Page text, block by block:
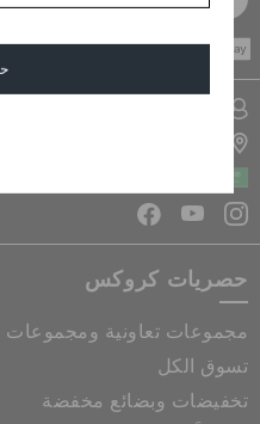
حصريات كروكس
مجموعات تعاونية ومجموعات
تسوق الكل
تخفيضات وبضائع مخفضة